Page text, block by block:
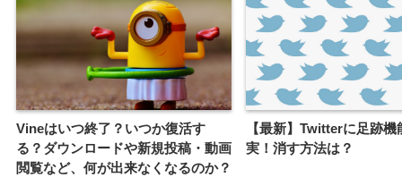
Vineはいつ終了？いつか復活す
る？ダウンロードや新規投稿・動画
閲覧など、何が出来なくなるのか？
【最新】Twitterに足跡機
実！消す方法は？